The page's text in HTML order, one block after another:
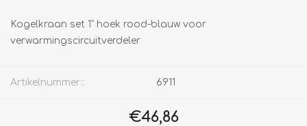
Kogelkraan set 1" hoek rood-blauw voor
verwarmingscircuitverdeler
Artikelnummer:: 6911
€46,86